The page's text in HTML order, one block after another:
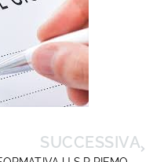
SUCCESSIVA